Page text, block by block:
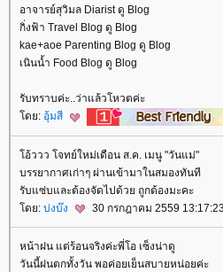
อาจารย์สุวิมล Diarist ดู Blog
กิ่งฟ้า Travel Blog ดู Blog
kae+aoe Parenting Blog ดู Blog
เนินน้ำ Food Blog ดู Blog
รับทราบค่ะ..ว่าแล้วโหวตค่ะ
ดย: อุ้มสี
อ้ววว โจทย์ใหม่เดือน ส.ค. เมนู "วันแม่"
บรรยากาศเก่าๆ ผ่านเข้ามาในสมองทันที
รับแซ่บและต้องจัดไปด้วย ถูกต้องมะคะ
ดย: บ่งบ๊ง 30 กรกฎาคม 2559
หน้าฝน แต่ร้อนจริงค่ะพี่โอ เซ็งน่าดู
วันนี้ฝนตกทั้งวัน พอค่อยเย็นสบายหน่อยค่ะ